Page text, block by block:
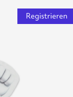
Registrieren